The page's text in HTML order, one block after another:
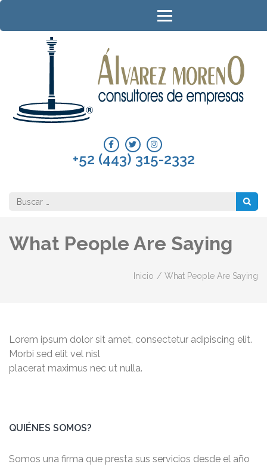
Saltar
contenido
+52 (443) 315-2332
Buscar:
What People Are Saying
Inicio / What People Are Saying
Lorem ipsum dolor sit amet, consectetur adipiscing elit.
Morbi sed elit vel nisl
placerat maximus nec ut nulla.
QUIÉNES SOMOS?
Somos una firma que presta sus servicios desde el año